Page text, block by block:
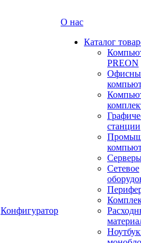
Конфигуратор
О нас
Каталог
PREON
станции
Сетевое